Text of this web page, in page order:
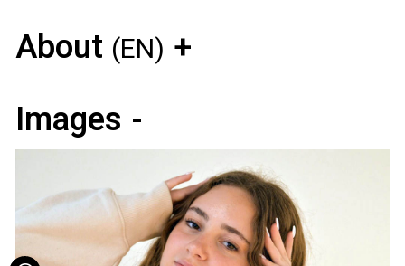
About (EN)
Images